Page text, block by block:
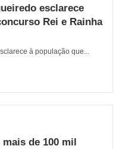
esclarece
Rei e Rainha
à população que...
de 100 mil